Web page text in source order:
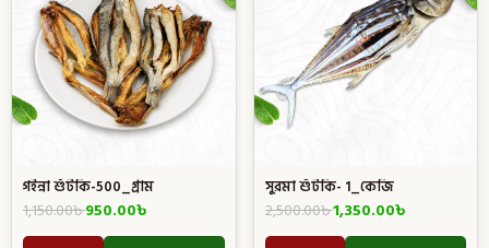
গইন্না শুঁটকি-500_গ্রাম
1,150.00৳950.00৳
সুরমা শুঁটকি- 1_কেজি
2,500.00৳1,350.00৳